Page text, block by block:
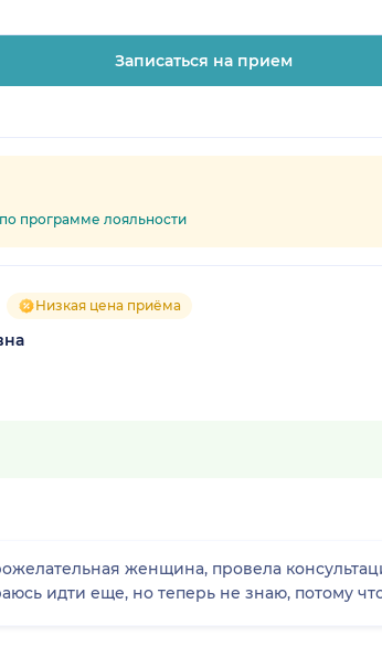
Записаться на прием
по программе лояльности
Низкая цена приёма
женщина, провела
идти еще, но теперь не знаю, потому